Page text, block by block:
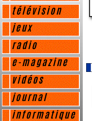
télévision
jeux
radio
e-magazine
vidéos
journal
informatique